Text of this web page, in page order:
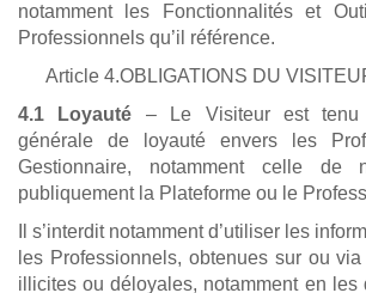
notamment les Fonctionnalités et
Professionnels qu’il référence.
Article 4.OBLIGATIONS DU
4.1 Loyauté – Le Visiteur est tenu
générale de loyauté envers les
Gestionnaire, notamment celle de
publiquement la Plateforme ou le
Il s’interdit notamment d’utiliser les
les Professionnels, obtenues sur ou
illicites ou déloyales, notamment en les